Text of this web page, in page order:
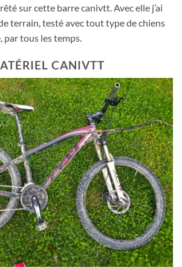
sur cette barre canivtt. Avec elle j’ai
terrain, testé avec tout type de chiens
par tous les temps.
CANIVTT